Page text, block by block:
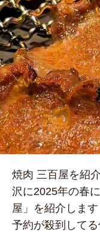
焼肉 三百屋を紹
沢に2025年の春
屋」を紹介しま
予約が殺到して